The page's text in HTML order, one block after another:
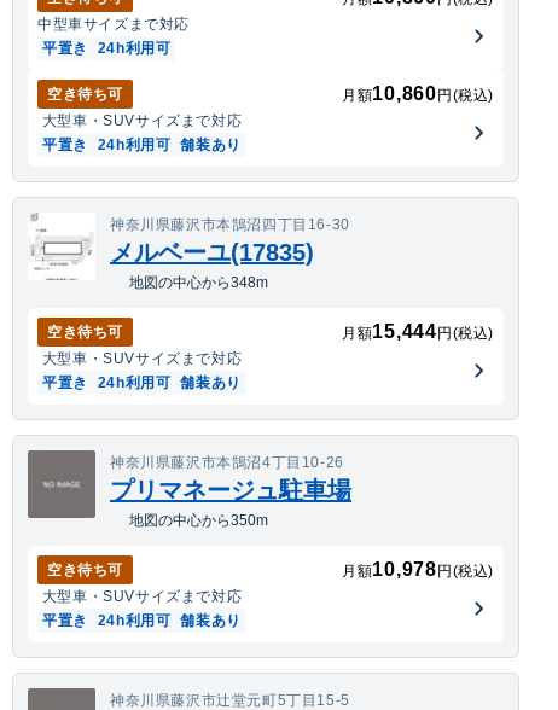
中型車サイズまで対応
平置き
24h利用可
空き待ち可 月額10,860 円(税込)
大型車・SUVサイズまで対応
平置き
24h利用可 舗装あり
神奈川県藤沢市本鵠沼四丁目16-30
メルベーユ(17835)
地図の中心から348m
空き待ち可 月額15,444 円(税込)
大型車・SUVサイズまで対応
平置き
24h利用可 舗装あり
神奈川県藤沢市本鵠沼4丁目10-26
プリマネージュ駐車場
地図の中心から350m
空き待ち可 月額10,978 円(税込)
大型車・SUVサイズまで対応
平置き
24h利用可 舗装あり
神奈川県藤沢市辻堂元町5丁目15-5